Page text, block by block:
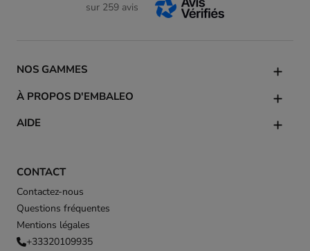
CONTACT
Contactez-nous
Questions fréquentes
Mentions légales
+33320109935
NOS GAMMES
À PROPOS D'EMBALEO
AIDE
sur 259 avis